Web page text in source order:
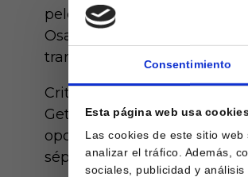
Consentimiento
Esta página web usa
Las cookies de este sitio
analizar el tráfico. Además,
sociales, publicidad y
peleando hasta la última
Osasuna en el Coliseum
tramo final.
Critican a menudo el estilo
Getafe ha competido
opciones cuando el
séptimo puesto coherente